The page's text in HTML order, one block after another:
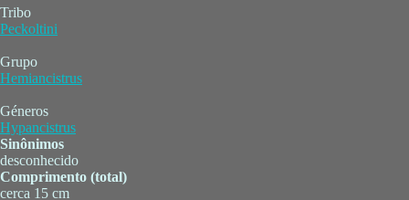
Tribo
Peckoltini
Grupo
Hemiancistrus
Géneros
Hypancistrus
Sinônimos
desconhecido
Comprimento (total)
cerca 15 cm